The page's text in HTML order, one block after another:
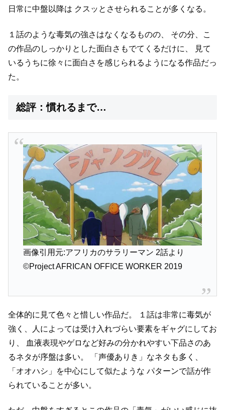
日常に中盤以降は クスッとさせられることが多くなる。
１話のような毒気の強さはなくなるものの、
その分、こ
の作品のしっかりとした面白さもでてくるだけに、
見て
いるうちに徐々に面白さを感じられるようになる作品だっ
た。
総評：慣れるまで…
画像引用元:アフリカのサラリーマン 2話より
©Project AFRICAN OFFICE WORKER 2019
全体的に見て色々と惜しい作品だ。
１話は非常に毒気が
強く、人によっては受け入れづらい要素をギャグにしてお
り、
血液表現やゲロなど好みの分かれやすい下品さのあ
るネタが序盤は多い。
「声優ありき」なネタも多く、
「オオハシ」を中心にして似たような パターンで話が作
られていることが多い。